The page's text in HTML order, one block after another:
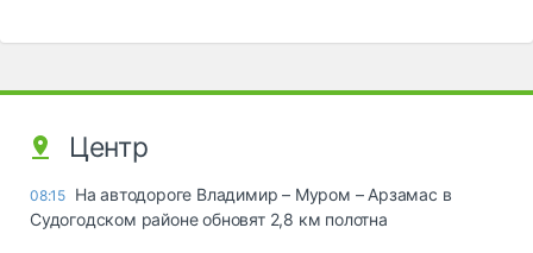
Центр
08:15 На автодороге Владимир – Муром – Арзамас в
Судогодском районе обновят 2,8 км полотна